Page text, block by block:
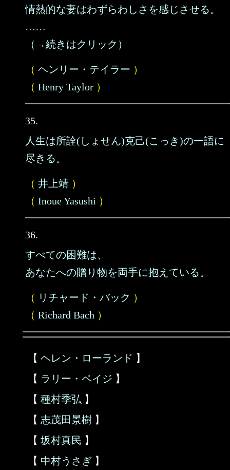
情熱的な妻はわずらわしさを感じさせる。
……
（→続きはクリック）
（ ヘンリー・テイラー ）
（ Henry Taylor ）
35.
人生は所詮(しょせん)克己(こっき)の一語に
尽きる。
（ 井上靖 ）
（ Inoue Yasushi ）
36.
すべての困難は、
あなたへの贈り物を両手に抱えている。
（ リチャード・バック ）
（ Richard Bach ）
【 ヘレン・ローランド 】
【 ラリー・ペイジ 】
【 種村季弘 】
【 志茂田景樹 】
【 坂村真民 】
【 中村うさぎ 】